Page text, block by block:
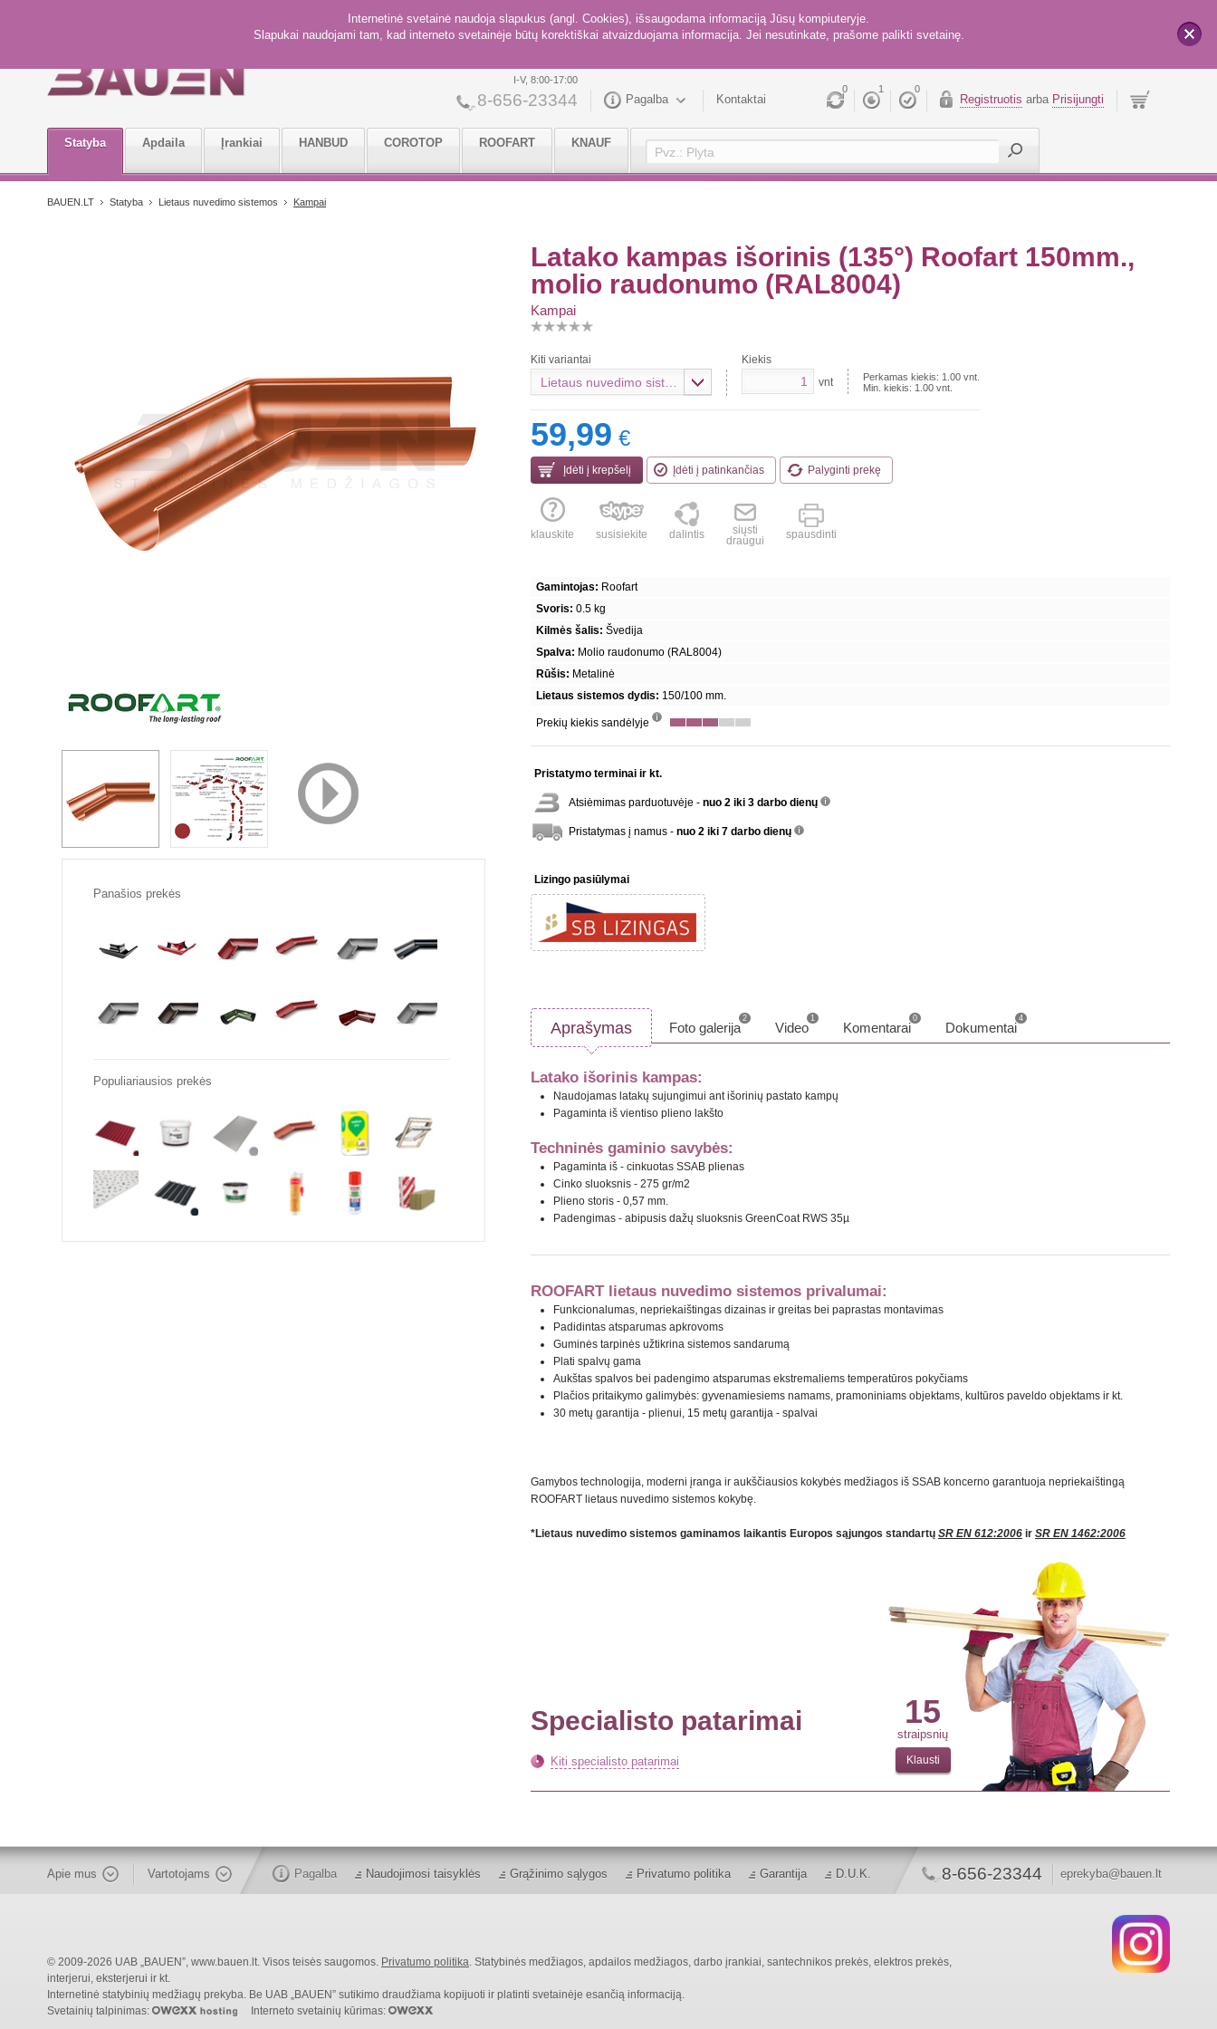
Internetinė svetainė naudoja slapukus (angl. Cookies), išsaugodama informaciją Jūsų kompiuteryje.
Slapukai naudojami tam, kad interneto svetainėje būtų korektiškai atvaizduojama informacija. Jei nesutinkate, prašome palikti svetainę.
0 1 0
Registruotis arba Prisijungti
I-V, 8:00-17:00
8-656-23344 Pagalba Kontaktai
Statyba Apdaila Įrankiai HANBUD COROTOP ROOFART KNAUF
BAUEN.LT Statyba Lietaus nuvedimo sistemos Kampai
Latako kampas išorinis (135°) Roofart 150mm.,
molio raudonumo (RAL8004)
Kampai
Kiti variantai
Kiekis
vnt
Perkamas kiekis: 1.00 vnt.
Min. kiekis: 1.00 vnt.
59,99 €
Įdėti į krepšelį Įdėti į patinkančias Palyginti prekę
klauskite susisiekite dalintis
siųsti
draugui
spausdinti
Gamintojas: Roofart
Svoris: 0.5 kg
Kilmės šalis: Švedija
Spalva: Molio raudonumo (RAL8004)
Rūšis: Metalinė
Lietaus sistemos dydis: 150/100 mm.
Prekių kiekis sandėlyje
Pristatymo terminai ir kt.
Atsiėmimas parduotuvėje - nuo 2 iki 3 darbo dienų
Pristatymas į namus - nuo 2 iki 7 darbo dienų
Lizingo pasiūlymai
Aprašymas Foto galerija
2
Video
1
Komentarai
0
Dokumentai
4
Latako išorinis kampas:
Naudojamas latakų sujungimui ant išorinių pastato kampų
Pagaminta iš vientiso plieno lakšto
Techninės gaminio savybės:
Pagaminta iš - cinkuotas SSAB plienas
Cinko sluoksnis - 275 gr/m2
Plieno storis - 0,57 mm.
Padengimas - abipusis dažų sluoksnis GreenCoat RWS 35µ
ROOFART lietaus nuvedimo sistemos privalumai:
Funkcionalumas, nepriekaištingas dizainas ir greitas bei paprastas montavimas
Padidintas atsparumas apkrovoms
Guminės tarpinės užtikrina sistemos sandarumą
Plati spalvų gama
Aukštas spalvos bei padengimo atsparumas ekstremaliems temperatūros pokyčiams
Plačios pritaikymo galimybės: gyvenamiesiems namams, pramoniniams objektams, kultūros paveldo objektams ir kt.
30 metų garantija - plienui, 15 metų garantija - spalvai
Gamybos technologija, moderni įranga ir aukščiausios kokybės medžiagos iš SSAB koncerno garantuoja nepriekaištingą
ROOFART lietaus nuvedimo sistemos kokybę.
*Lietaus nuvedimo sistemos gaminamos laikantis Europos sąjungos standartų SR EN 612:2006 ir SR EN 1462:2006
Specialisto patarimai
Kiti specialisto patarimai
15
straipsnių
Klausti
Panašios prekės
Populiariausios prekės
Apie mus Vartotojams Pagalba Naudojimosi taisyklės Grąžinimo sąlygos Privatumo politika Garantija D.U.K. 8-656-23344 eprekyba@bauen.lt
© 2009-2026 UAB „BAUEN”, www.bauen.lt. Visos teisės saugomos. Privatumo politika. Statybinės medžiagos, apdailos medžiagos, darbo įrankiai, santechnikos prekės, elektros prekės,
interjerui, eksterjerui ir kt.
Internetinė statybinių medžiagų prekyba. Be UAB „BAUEN” sutikimo draudžiama kopijuoti ir platinti svetainėje esančią informaciją.
Svetainių talpinimas:
Interneto svetainių kūrimas: